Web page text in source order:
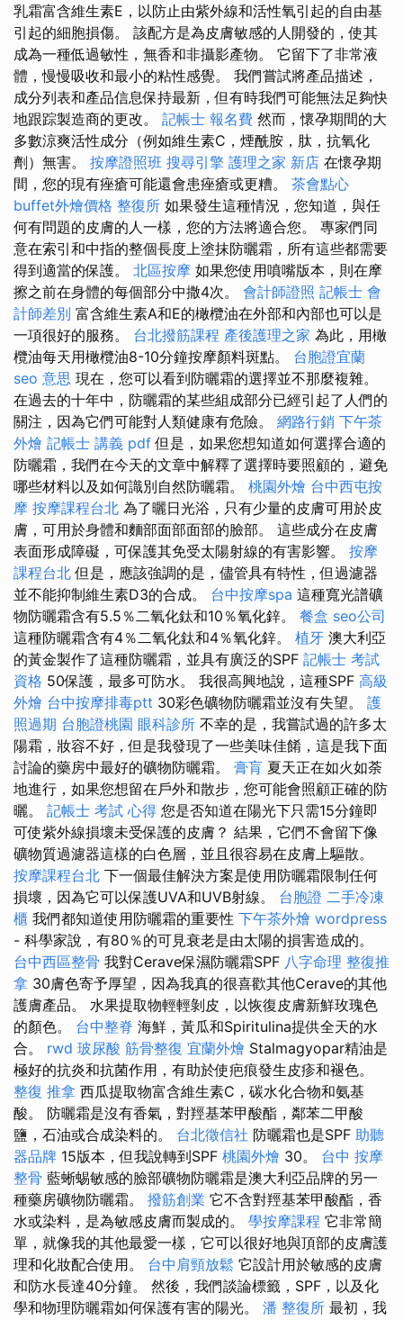
乳霜富含維生素E，以防止由紫外線和活性氧引起的自由基
引起的細胞損傷。 該配方是為皮膚敏感的人開發的，使其
成為一種低過敏性，無香和非攝影產物。 它留下了非常液
體，慢慢吸收和最小的粘性感覺。 我們嘗試將產品描述，
成分列表和產品信息保持最新，但有時我們可能無法足夠快
地跟踪製造商的更改。 記帳士 報名費 然而，懷孕期間的大
多數涼爽活性成分（例如維生素C，煙酰胺，肽，抗氧化
劑）無害。 按摩證照班 搜尋引擎 護理之家 新店 在懷孕期
間，您的現有痤瘡可能還會患痤瘡或更糟。 茶會點心
buffet外燴價格 整復所 如果發生這種情況，您知道，與任
何有問題的皮膚的人一樣，您的方法將適合您。 專家們同
意在索引和中指的整個長度上塗抹防曬霜，所有這些都需要
得到適當的保護。 北區按摩 如果您使用噴嘴版本，則在摩
擦之前在身體的每個部分中撒4次。 會計師證照 記帳士 會
計師差別 富含維生素A和E的橄欖油在外部和內部也可以是
一項很好的服務。 台北撥筋課程 產後護理之家 為此，用橄
欖油每天用橄欖油8-10分鐘按摩顏料斑點。 台胞證宜蘭
seo 意思 現在，您可以看到防曬霜的選擇並不那麼複雜。
在過去的十年中，防曬霜的某些組成部分已經引起了人們的
關注，因為它們可能對人類健康有危險。 網路行銷 下午茶
外燴 記帳士 講義 pdf 但是，如果您想知道如何選擇合適的
防曬霜，我們在今天的文章中解釋了選擇時要照顧的，避免
哪些材料以及如何識別自然防曬霜。 桃園外燴 台中西屯按
摩 按摩課程台北 為了曬日光浴，只有少量的皮膚可用於皮
膚，可用於身體和麵部面部面部的臉部。 這些成分在皮膚
表面形成障礙，可保護其免受太陽射線的有害影響。 按摩
課程台北 但是，應該強調的是，儘管具有特性，但過濾器
並不能抑制維生素D3的合成。 台中按摩spa 這種寬光譜礦
物防曬霜含有5.5％二氧化鈦和10％氧化鋅。 餐盒 seo公司
這種防曬霜含有4％二氧化鈦和4％氧化鋅。 植牙 澳大利亞
的黃金製作了這種防曬霜，並具有廣泛的SPF 記帳士 考試
資格 50保護，最多可防水。 我很高興地說，這種SPF 高級
外燴 台中按摩排毒ptt 30彩色礦物防曬霜並沒有失望。 護
照過期 台胞證桃園 眼科診所 不幸的是，我嘗試過的許多太
陽霜，妝容不好，但是我發現了一些美味佳餚，這是我下面
討論的藥房中最好的礦物防曬霜。 膏肓 夏天正在如火如荼
地進行，如果您想留在戶外和散步，您可能會照顧正確的防
曬。 記帳士 考試 心得 您是否知道在陽光下只需15分鐘即
可使紫外線損壞未受保護的皮膚？ 結果，它們不會留下像
礦物質過濾器這樣的白色層，並且很容易在皮膚上驅散。
按摩課程台北 下一個最佳解決方案是使用防曬霜限制任何
損壞，因為它可以保護UVA和UVB射線。 台胞證 二手冷凍
櫃 我們都知道使用防曬霜的重要性 下午茶外燴 wordpress
- 科學家說，有80％的可見衰老是由太陽的損害造成的。
台中西區整骨 我對Cerave保濕防曬霜SPF 八字命理 整復推
拿 30膚色寄予厚望，因為我真的很喜歡其他Cerave的其他
護膚產品。 水果提取物輕輕剝皮，以恢復皮膚新鮮玫瑰色
的顏色。 台中整脊 海鮮，黃瓜和Spiritulina提供全天的水
合。 rwd 玻尿酸 筋骨整復 宜蘭外燴 Stalmagyopar精油是
極好的抗炎和抗菌作用，有助於使疤痕發生皮疹和褪色。
整復 推拿 西瓜提取物富含維生素C，碳水化合物和氨基
酸。 防曬霜是沒有香氣，對羥基苯甲酸酯，鄰苯二甲酸
鹽，石油或合成染料的。 台北徵信社 防曬霜也是SPF 助聽
器品牌 15版本，但我說轉到SPF 桃園外燴 30。 台中 按摩
整骨 藍蜥蜴敏感的臉部礦物防曬霜是澳大利亞品牌的另一
種藥房礦物防曬霜。 撥筋創業 它不含對羥基苯甲酸酯，香
水或染料，是為敏感皮膚而製成的。 學按摩課程 它非常簡
單，就像我的其他最愛一樣，它可以很好地與頂部的皮膚護
理和化妝配合使用。 台中肩頸放鬆 它設計用於敏感的皮膚
和防水長達40分鐘。 然後，我們談論標籤，SPF，以及化
學和物理防曬霜如何保護有害的陽光。 潘 整復所 最初，我